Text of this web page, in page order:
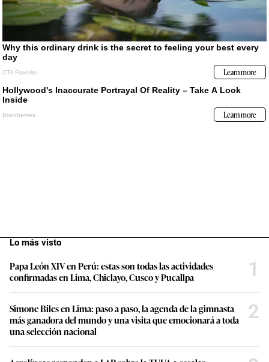
Lo más visto
Papa León XIV en Perú: estas son todas las actividades
confirmadas en Lima, Chiclayo, Cusco y Pucallpa
1
Simone Biles en Lima: paso a paso, la agenda de la gimnasta
más ganadora del mundo y una visita que emocionará a toda
una selección nacional
2